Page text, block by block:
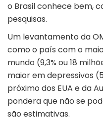
o Brasil conhece bem,
pesquisas.
Um levantamento da
como o país com o
mundo (9,3% ou 18
maior em depressivos
próximo dos EUA e da
pondera que não se
são estimativas.